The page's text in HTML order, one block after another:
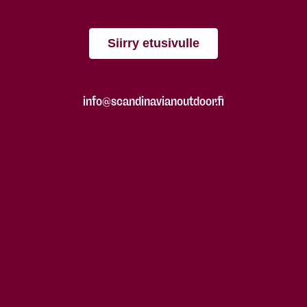
Siirry etusivulle
info@scandinavianoutdoor.fi